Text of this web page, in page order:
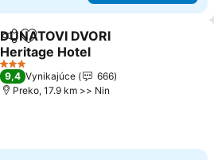
ZdieľaťPridať do obľúbených
DUNATOVI DVORI
Heritage Hotel
3 Počet hviezdičiek
9,4 Vynikajúce
666
Preko, 17.9 km >> Nin